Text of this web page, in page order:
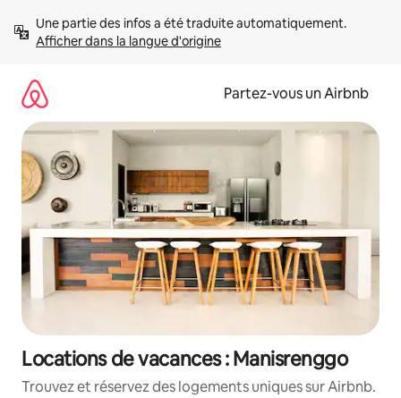
directement
Afficher dans la langue d'origine
Partez-vous un Airbnb
Locations de vacances : Manisrenggo
Trouvez et réservez des logements uniques sur Airbnb.